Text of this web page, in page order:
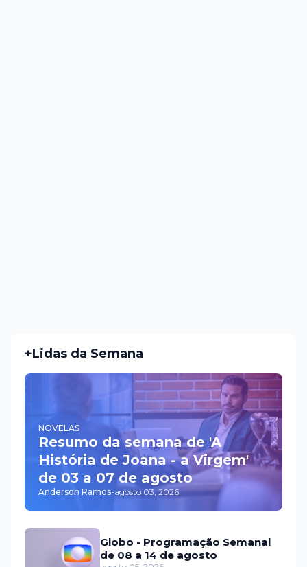
+Lidas da Semana
NOVELAS
Resumo da semana de 'A
História de Joana - a Virgem'
de 03 a 07 de agosto
Anderson Ramos-agosto 03, 2026
Globo - Programação Semanal
de 08 a 14 de agosto